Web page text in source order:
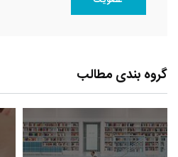
گروه بندی مطالب